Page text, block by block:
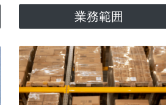
業務範囲